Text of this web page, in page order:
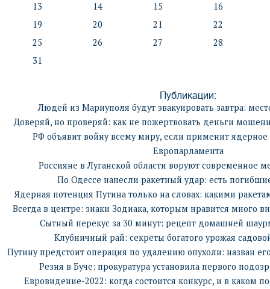
13
14 15
16
19
20 21
22
25
26 27
28
31
Публикации:
Людей из Мариуполя будут эвакуировать завтра:
Доверяй, но проверяй: как не пожертвовать деньги
РФ объявит войну всему миру, если применит ядерное
Европарламента
Россияне в Луганской области воруют современное
По Одессе нанесли ракетный удар: есть
Ядерная потенция Путина только на словах: какими
Всегда в центре: знаки Зодиака, которым нравится много
Сытный перекус за 30 минут: рецепт домашней
Клубничный рай: секреты богатого урожая
Путину предстоит операция по удалению опухоли: назван
Резня в Буче: прокуратура установила первого
Евровидение-2022: когда состоится конкурс, и в каком